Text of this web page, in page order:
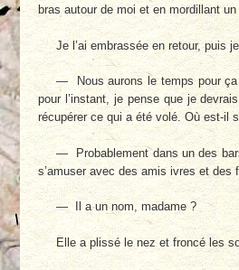
bras autour de moi et en mordillant
Je l’ai embrassée en retour, puis
— Nous aurons le temps pour
pour l’instant, je pense que je
récupérer ce qui a été volé. Où est-il
— Probablement dans un des
s’amuser avec des amis ivres et des
— Il a un nom, madame ?
Elle a plissé le nez et froncé les